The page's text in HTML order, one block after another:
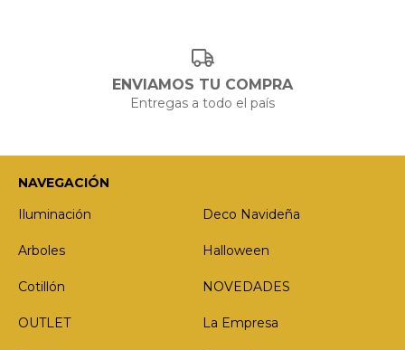
ENVIAMOS TU COMPRA
Entregas a todo el país
NAVEGACIÓN
Iluminación
Deco Navideña
Arboles Halloween
Cotillón NOVEDADES
OUTLET La Empresa